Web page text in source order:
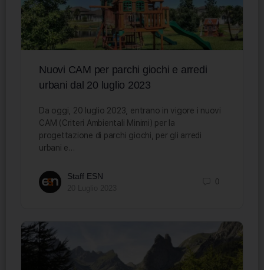
Nuovi CAM per parchi giochi e arredi
urbani dal 20 luglio 2023
Da oggi, 20 luglio 2023, entrano in vigore i nuovi
CAM (Criteri Ambientali Minimi) per la
progettazione di parchi giochi, per gli arredi
urbani e…
Staff ESN
0